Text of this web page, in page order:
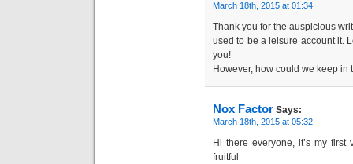
March 18th, 2015 at 01:34
Thank you for the auspicious
used to be a leisure account it.
you!
However, how could we keep in
Nox Factor Says:
March 18th, 2015 at 05:32
Hi there everyone, it’s my
fruitful